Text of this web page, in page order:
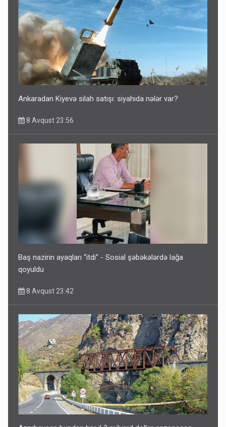
Azərbaycan bundan hər il 3 milyard dollar qazanacaq
8 Avqust 23:33
İrəvan dünyaya Azərbaycan üzərindən çıxır – Mühüm
8 Avqust 23:19
Paşinyan Əliyevə zəng etməsindən danışdı
8 Avqust 16:18
Ankaradan Kiyevə silah satışı: siyahıda nələr var?
8 Avqust 23:56
Baş nazirin ayaqları “itdi” - Sosial şəbəkələrdə lağa
qoyuldu
8 Avqust 23:42